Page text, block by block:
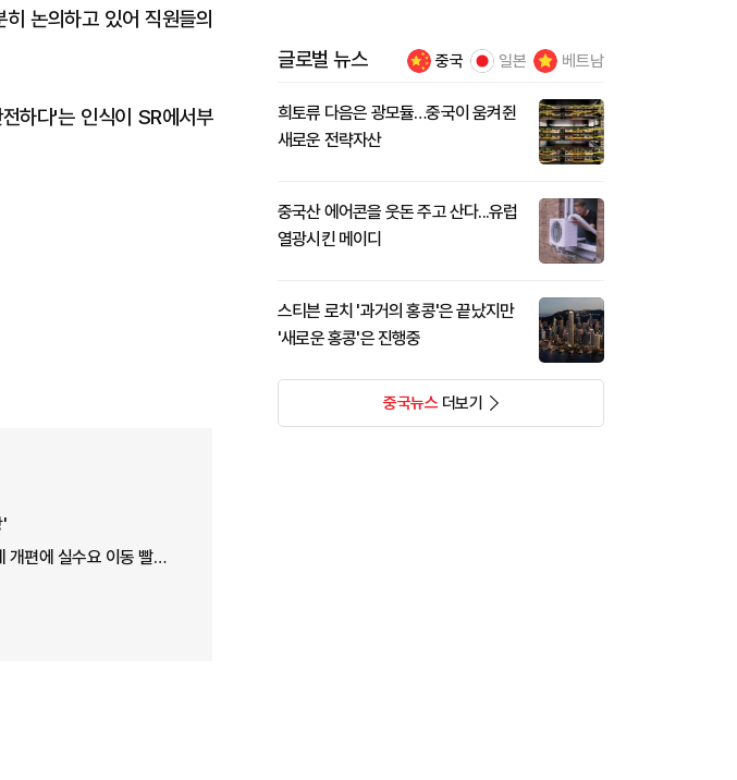
논의하고 있어 직원들의
하다'는 인식이 SR에서부
'
[통계로 보는 부동산] 서울 주춤한 사이 경기 남부 '독주'…세제 개편에 실수요 이동 빨라지나
글로벌 뉴스 중국 일본 베트남
희토류 다음은 광모듈…중국이 움켜쥔
새로운 전략자산
중국산 에어콘을 웃돈 주고 산다...유럽
열광시킨 메이디
스티븐 로치 '과거의 홍콩'은 끝났지만
'새로운 홍콩'은 진행중
중국뉴스더보기